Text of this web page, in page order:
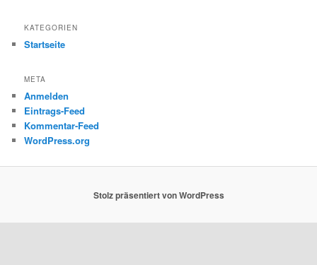
KATEGORIEN
Startseite
META
Anmelden
Eintrags-Feed
Kommentar-Feed
WordPress.org
Stolz präsentiert von WordPress